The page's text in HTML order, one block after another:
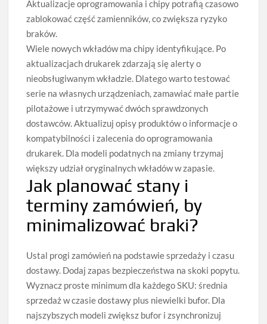
Aktualizacje oprogramowania i chipy potrafią czasowo
zablokować część zamienników, co zwiększa ryzyko
braków.
Wiele nowych wkładów ma chipy identyfikujące. Po
aktualizacjach drukarek zdarzają się alerty o
nieobsługiwanym wkładzie. Dlatego warto testować
serie na własnych urządzeniach, zamawiać małe partie
pilotażowe i utrzymywać dwóch sprawdzonych
dostawców. Aktualizuj opisy produktów o informacje o
kompatybilności i zalecenia do oprogramowania
drukarek. Dla modeli podatnych na zmiany trzymaj
większy udział oryginalnych wkładów w zapasie.
Jak planować stany i
terminy zamówień, by
minimalizować braki?
Ustal progi zamówień na podstawie sprzedaży i czasu
dostawy. Dodaj zapas bezpieczeństwa na skoki popytu.
Wyznacz proste minimum dla każdego SKU: średnia
sprzedaż w czasie dostawy plus niewielki bufor. Dla
najszybszych modeli zwiększ bufor i zsynchronizuj